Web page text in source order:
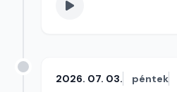
2026. 07. 03. péntek